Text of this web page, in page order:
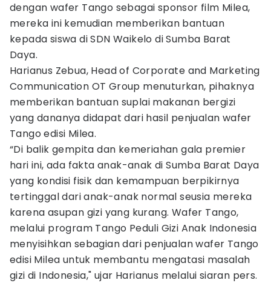
dengan wafer Tango sebagai sponsor film Milea,
mereka ini kemudian memberikan bantuan
kepada siswa di SDN Waikelo di Sumba Barat
Daya.
Harianus Zebua, Head of Corporate and Marketing
Communication OT Group menuturkan, pihaknya
memberikan bantuan suplai makanan bergizi
yang dananya didapat dari hasil penjualan wafer
Tango edisi Milea.
“Di balik gempita dan kemeriahan gala premier
hari ini, ada fakta anak-anak di Sumba Barat Daya
yang kondisi fisik dan kemampuan berpikirnya
tertinggal dari anak-anak normal seusia mereka
karena asupan gizi yang kurang. Wafer Tango,
melalui program Tango Peduli Gizi Anak Indonesia
menyisihkan sebagian dari penjualan wafer Tango
edisi Milea untuk membantu mengatasi masalah
gizi di Indonesia," ujar Harianus melalui siaran pers.